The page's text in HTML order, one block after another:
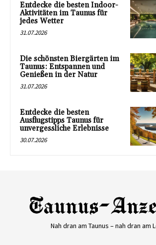
Entdecke die besten Indoor-
Aktivitäten im Taunus für
jedes Wetter
31.07.2026
Die schönsten Biergärten im
Taunus: Entspannen und
Genießen in der Natur
31.07.2026
Entdecke die besten
Ausflugstipps Taunus für
unvergessliche Erlebnisse
30.07.2026
Nah dran am Taunus – nah dran am